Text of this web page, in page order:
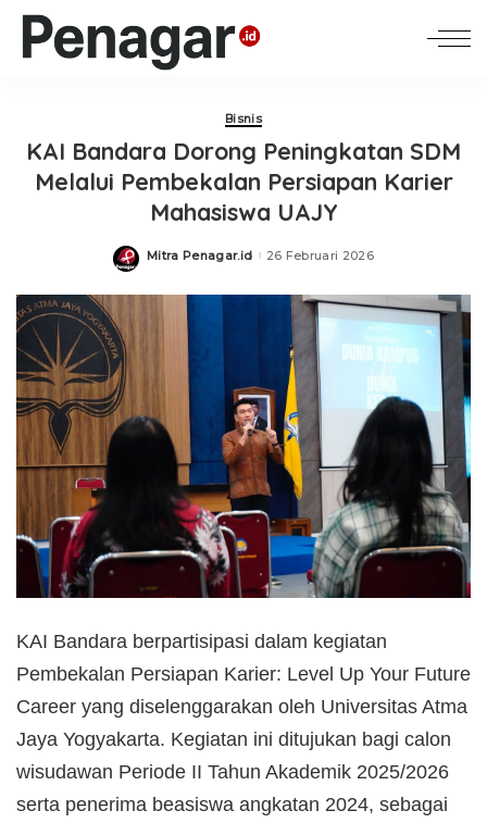
Bisnis
KAI Bandara Dorong Peningkatan SDM
Melalui Pembekalan Persiapan Karier
Mahasiswa UAJY
Posted
Mitra Penagar.id 26 Februari 2026
KAI Bandara berpartisipasi dalam kegiatan
Pembekalan Persiapan Karier: Level Up Your Future
Career yang diselenggarakan oleh Universitas Atma
Jaya Yogyakarta. Kegiatan ini ditujukan bagi calon
wisudawan Periode II Tahun Akademik 2025/2026
serta penerima beasiswa angkatan 2024, sebagai